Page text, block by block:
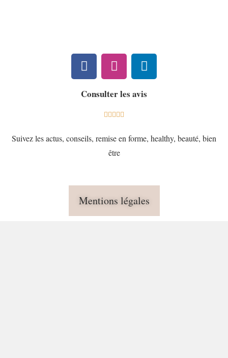
Consulter les avis
    
Suivez les actus, conseils, remise en forme, healthy, beauté, bien
être
Mentions légales